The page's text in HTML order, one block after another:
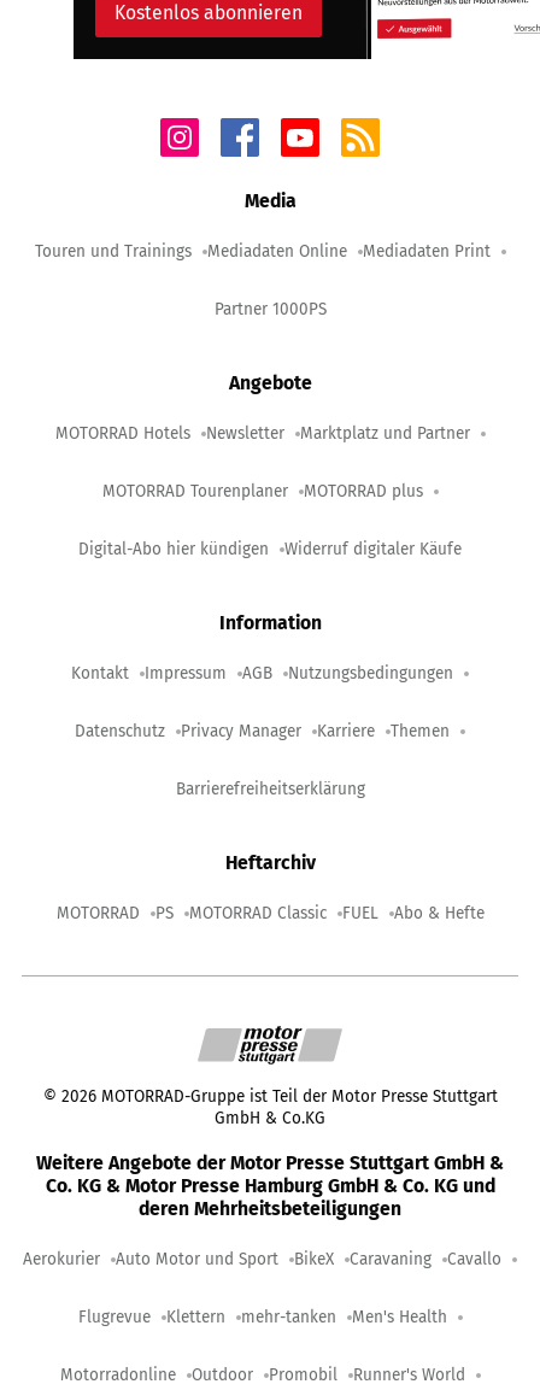
Kostenlos abonnieren
Media
Touren und Trainings Mediadaten Online Mediadaten Print
Partner 1000PS
Angebote
MOTORRAD Hotels Newsletter Marktplatz und Partner
MOTORRAD Tourenplaner MOTORRAD plus
Digital-Abo hier kündigen Widerruf digitaler Käufe
Information
Kontakt Impressum AGB Nutzungsbedingungen
Datenschutz Privacy Manager Karriere Themen
Barrierefreiheitserklärung
Heftarchiv
MOTORRAD PS MOTORRAD Classic FUEL Abo & Hefte
© 2026 MOTORRAD-Gruppe ist Teil der Motor Presse Stuttgart
GmbH & Co.KG
Weitere Angebote der Motor Presse Stuttgart GmbH &
Co. KG & Motor Presse Hamburg GmbH & Co. KG und
deren Mehrheitsbeteiligungen
Aerokurier Auto Motor und Sport BikeX Caravaning Cavallo
Flugrevue Klettern mehr-tanken Men's Health
Motorradonline Outdoor Promobil Runner's World